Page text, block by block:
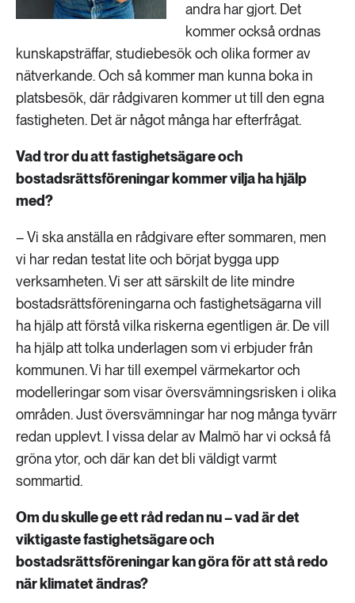
andra har gjort. Det
kommer också ordnas
kunskapsträffar, studiebesök och olika former av
nätverkande. Och så kommer man kunna boka in
platsbesök, där rådgivaren kommer ut till den egna
fastigheten. Det är något många har efterfrågat.
Vad tror du att fastighetsägare och
bostadsrättsföreningar kommer vilja ha hjälp
med?
– Vi ska anställa en rådgivare efter sommaren, men
vi har redan testat lite och börjat bygga upp
verksamheten. Vi ser att särskilt de lite mindre
bostadsrättsföreningarna och fastighetsägarna vill
ha hjälp att förstå vilka riskerna egentligen är. De vill
ha hjälp att tolka underlagen som vi erbjuder från
kommunen. Vi har till exempel värmekartor och
modelleringar som visar översvämningsrisken i olika
områden. Just översvämningar har nog många tyvärr
redan upplevt. I vissa delar av Malmö har vi också få
gröna ytor, och där kan det bli väldigt varmt
sommartid.
Om du skulle ge ett råd redan nu – vad är det
viktigaste fastighetsägare och
bostadsrättsföreningar kan göra för att stå redo
när klimatet ändras?